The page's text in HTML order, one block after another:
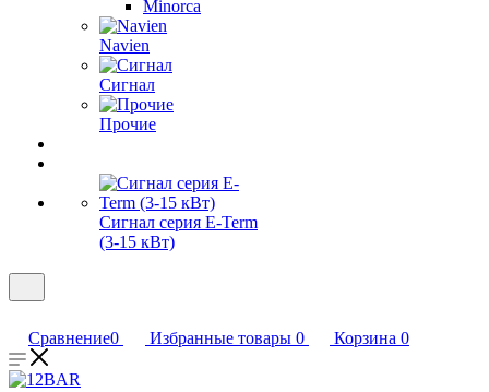
Minorca
Navien
Сигнал
Прочие
Сигнал серия E-Term
(3-15 кВт)
Сравнение0 Избранные товары 0 Корзина 0